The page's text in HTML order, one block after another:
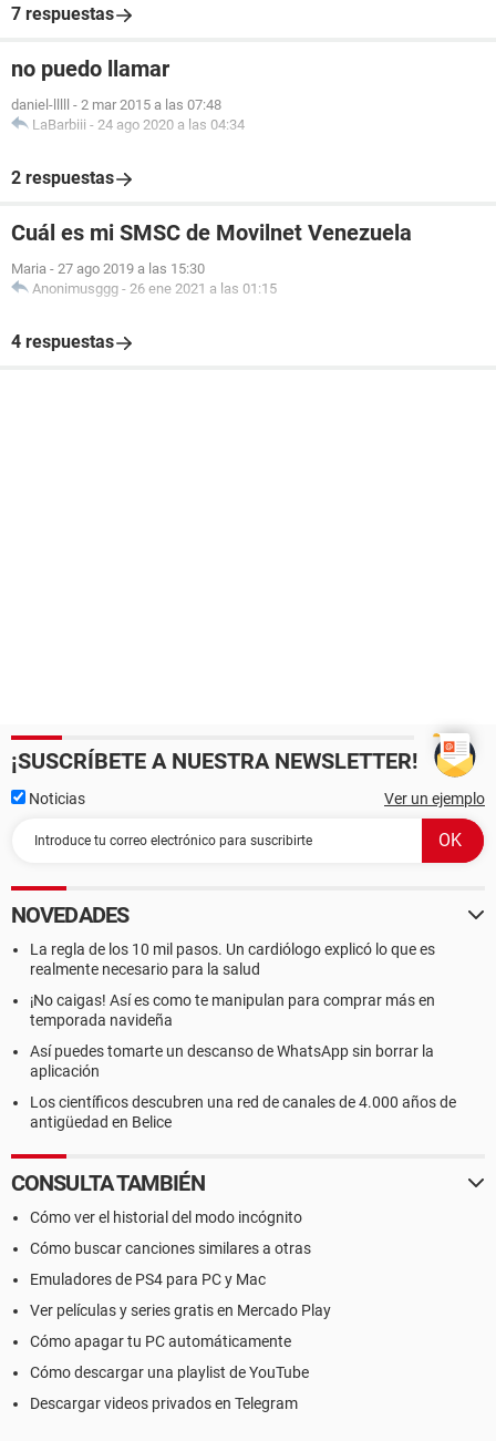
7 respuestas
no puedo llamar
daniel-lllll - 2 mar 2015 a las 07:48
LaBarbiii - 24 ago 2020 a las 04:34
2 respuestas
Cuál es mi SMSC de Movilnet Venezuela
Maria - 27 ago 2019 a las 15:30
Anonimusggg - 26 ene 2021 a las 01:15
4 respuestas
¡SUSCRÍBETE A NUESTRA NEWSLETTER!
Noticias Ver un ejemplo
NOVEDADES
La regla de los 10 mil pasos. Un cardiólogo explicó lo que es
realmente necesario para la salud
¡No caigas! Así es como te manipulan para comprar más en
temporada navideña
Así puedes tomarte un descanso de WhatsApp sin borrar la
aplicación
Los científicos descubren una red de canales de 4.000 años de
antigüedad en Belice
CONSULTA TAMBIÉN
Cómo ver el historial del modo incógnito
Cómo buscar canciones similares a otras
Emuladores de PS4 para PC y Mac
Ver películas y series gratis en Mercado Play
Cómo apagar tu PC automáticamente
Cómo descargar una playlist de YouTube
Descargar videos privados en Telegram